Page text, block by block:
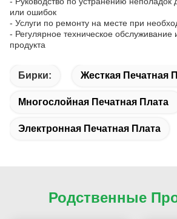
или ошибок
- Услуги по ремонту на месте при
- Регулярное техническое обслуживание
продукта
Бирки: Жесткая Печатная
Многослойная Печатная Плата
Электронная Печатная Плата
Родственные